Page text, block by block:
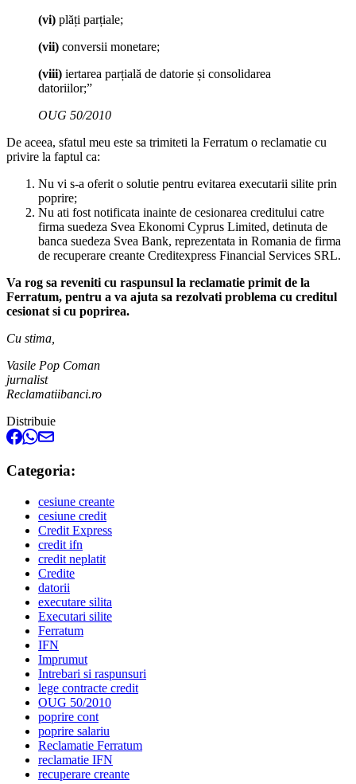
(vi) plăți parțiale;
(vii) conversii monetare;
(viii) iertarea parțială de datorie și consolidarea
datoriilor;”
OUG 50/2010
De aceea, sfatul meu este sa trimiteti la Ferratum o reclamatie cu
privire la faptul ca:
Nu vi s-a oferit o solutie pentru evitarea executarii silite prin
poprire;
Nu ati fost notificata inainte de cesionarea creditului catre
firma suedeza Svea Ekonomi Cyprus Limited, detinuta de
banca suedeza Svea Bank, reprezentata in Romania de firma
de recuperare creante Creditexpress Financial Services SRL.
Va rog sa reveniti cu raspunsul la reclamatie primit de la
Ferratum, pentru a va ajuta sa rezolvati problema cu creditul
cesionat si cu poprirea.
Cu stima,
Vasile Pop Coman
jurnalist
Reclamatiibanci.ro
Distribuie
Categoria:
cesiune creante
cesiune credit
Credit Express
credit ifn
credit neplatit
Credite
datorii
executare silita
Executari silite
Ferratum
IFN
Imprumut
Intrebari si raspunsuri
lege contracte credit
OUG 50/2010
poprire cont
poprire salariu
Reclamatie Ferratum
reclamatie IFN
recuperare creante